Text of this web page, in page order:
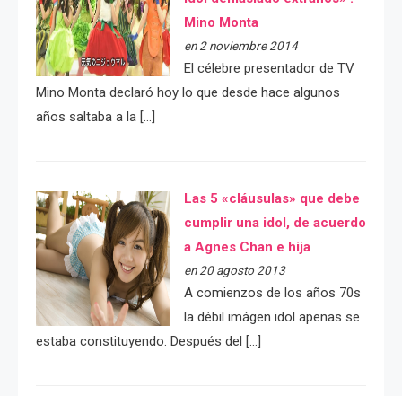
Mino Monta
en 2 noviembre 2014
El célebre presentador de TV
Mino Monta declaró hoy lo que desde hace algunos
años saltaba a la […]
Las 5 «cláusulas» que debe
cumplir una idol, de acuerdo
a Agnes Chan e hija
en 20 agosto 2013
A comienzos de los años 70s
la débil imágen idol apenas se
estaba constituyendo. Después del […]